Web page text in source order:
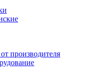
производителя